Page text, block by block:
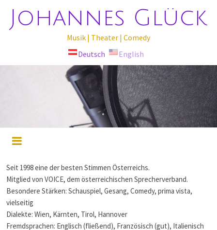
Johannes Glück
Musik | Theater | Comedy
Deutsch
English
Seit 1998 eine der besten Stimmen Österreichs.
Mitglied von VOICE, dem österreichischen Sprecherverband.
Besondere Stärken: Schauspiel, Gesang, Comedy, prima vista,
vielseitig
Dialekte: Wien, Kärnten, Tirol, Hannover
Fremdsprachen: Englisch (fließend), Französisch (gut), Italienisch